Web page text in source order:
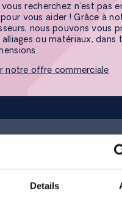
Details
recherchez n'est pas
vous aider ! Grâce à
nous pouvons vous
ou matériaux, dans
notre offre commerciale
: